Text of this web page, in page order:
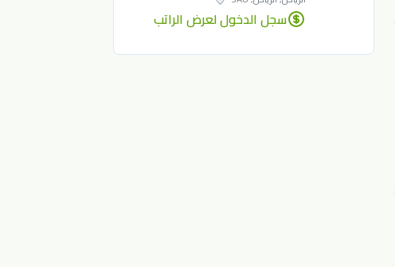
سجل الدخول لعرض الراتب